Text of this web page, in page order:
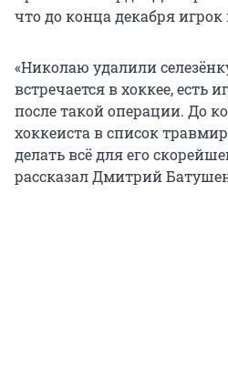
что до конца декабря
«Николаю удалили
встречается в хоккее, есть
после такой операции. До
хоккеиста в список
делать всё для его
рассказал Дмитрий